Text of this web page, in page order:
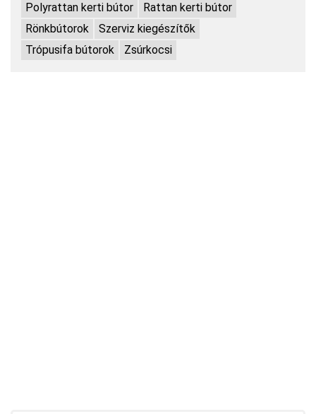
Polyrattan kerti bútor
Rattan kerti bútor
Rönkbútorok
Szerviz kiegészítők
Trópusifa bútorok
Zsúrkocsi